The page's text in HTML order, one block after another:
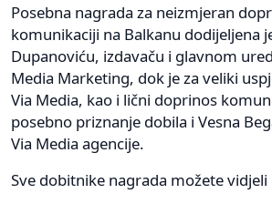
Posebna nagrada za neizmjeran
komunikaciji na Balkanu dodijeljena
Dupanoviću, izdavaču i glavnom
Media Marketing, dok je za veliki
Via Media, kao i lični doprinos
posebno priznanje dobila i Vesna
Via Media agencije.
Sve dobitnike nagrada možete vidjeli